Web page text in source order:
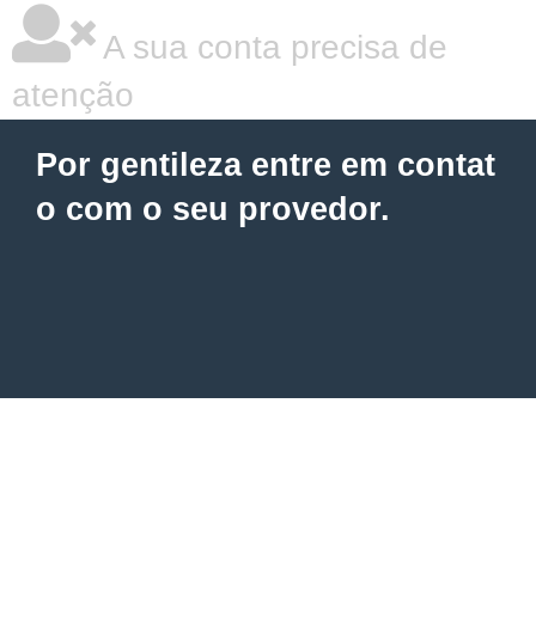
A sua conta precisa de
atenção
Por gentileza entre em contat
o com o seu provedor.